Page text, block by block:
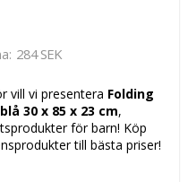
284 SEK
vill vi presentera Folding
30 x 85 x 23 cm,
för barn! Köp
till bästa priser!